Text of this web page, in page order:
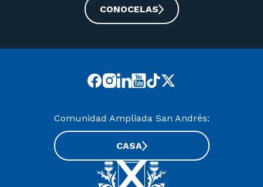
CONOCELAS
Comunidad Ampliada San Andrés:
CASA